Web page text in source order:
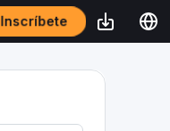
Inscríbete